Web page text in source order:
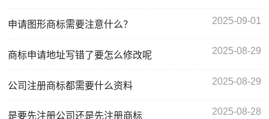
申请图形商标需要注意什么？ 2025-09-01
商标申请地址写错了要怎么修改呢 2025-08-29
公司注册商标都需要什么资料 2025-08-29
是要先注册公司还是先注册商标 2025-08-28